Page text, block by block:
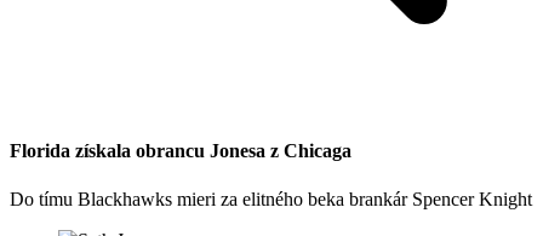
Florida získala obrancu Jonesa z Chicaga
Do tímu Blackhawks mieri za elitného beka brankár Spencer Knight